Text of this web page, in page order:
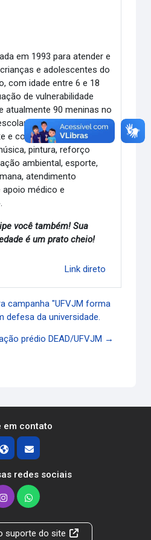
em 1993 para atender e
e adolescentes do
com idade entre 6 e 18
de vulnerabilidade
atualmente 90 meninas no
com atividades de
e costura, bordado;
pintura, reforço
ambiental, esporte,
atendimento
médico e
você também! Sua
é um prato cheio!
Link direto
campanha "UFVJM forma
defesa da universidade.
prédio DEAD/UFVJM →
em contato
redes sociais
suporte do site